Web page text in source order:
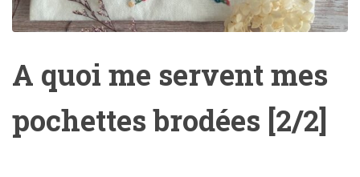
A quoi me servent mes
pochettes brodées [2/2]